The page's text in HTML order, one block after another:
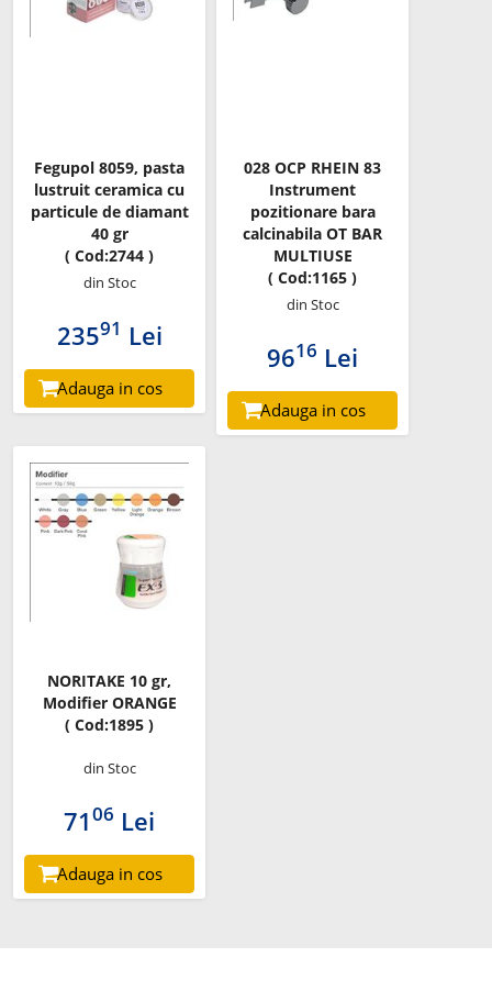
Fegupol 8059, pasta
lustruit ceramica cu
particule de diamant
40 gr
( Cod:2744 )
din Stoc
23591 Lei
Adauga in cos
028 OCP RHEIN 83
Instrument
pozitionare bara
calcinabila OT BAR
MULTIUSE
( Cod:1165 )
din Stoc
9616 Lei
Adauga in cos
NORITAKE 10 gr,
Modifier ORANGE
( Cod:1895 )
din Stoc
7106 Lei
Adauga in cos